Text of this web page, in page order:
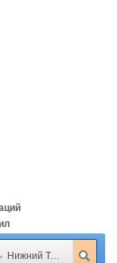
Нижний Тагил